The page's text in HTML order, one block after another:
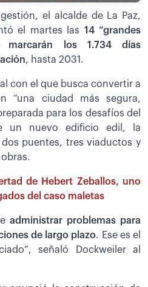
el alcalde de La Paz,
el martes las 14 “grandes
marcarán los 1.734 días
, hasta 2031.
con el que busca convertir a
“una ciudad más segura,
para los desafíos del
un nuevo edificio edil, la
puentes, tres viaductos y
de Hebert Zeballos, uno
del caso maletas
administrar problemas para
de largo plazo. Ese es el
señaló Dockweiler al